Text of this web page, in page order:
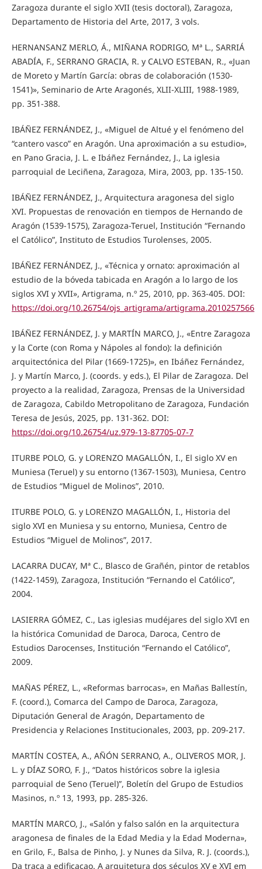
Zaragoza durante el siglo XVII (tesis doctoral), Zaragoza,
Departamento de Historia del Arte, 2017, 3 vols.
HERNANSANZ MERLO, Á., MIÑANA RODRIGO, Mª L., SARRIÁ
ABADÍA, F., SERRANO GRACIA, R. y CALVO ESTEBAN, R., «Juan
de Moreto y Martín García: obras de colaboración (1530-
1541)», Seminario de Arte Aragonés, XLII-XLIII, 1988-1989,
pp. 351-388.
IBÁÑEZ FERNÁNDEZ, J., «Miguel de Altué y el fenómeno del
“cantero vasco” en Aragón. Una aproximación a su estudio»,
en Pano Gracia, J. L. e Ibáñez Fernández, J., La iglesia
parroquial de Leciñena, Zaragoza, Mira, 2003, pp. 135-150.
IBÁÑEZ FERNÁNDEZ, J., Arquitectura aragonesa del siglo
XVI. Propuestas de renovación en tiempos de Hernando de
Aragón (1539-1575), Zaragoza-Teruel, Institución “Fernando
el Católico”, Instituto de Estudios Turolenses, 2005.
IBÁÑEZ FERNÁNDEZ, J., «Técnica y ornato: aproximación al
estudio de la bóveda tabicada en Aragón a lo largo de los
siglos XVI y XVII», Artigrama, n.º 25, 2010, pp. 363-405. DOI:
https://doi.org/10.26754/ojs_artigrama/artigrama.2010257566
IBÁÑEZ FERNÁNDEZ, J. y MARTÍN MARCO, J., «Entre Zaragoza
y la Corte (con Roma y Nápoles al fondo): la definición
arquitectónica del Pilar (1669-1725)», en Ibáñez Fernández,
J. y Martín Marco, J. (coords. y eds.), El Pilar de Zaragoza. Del
proyecto a la realidad, Zaragoza, Prensas de la Universidad
de Zaragoza, Cabildo Metropolitano de Zaragoza, Fundación
Teresa de Jesús, 2025, pp. 131-362. DOI:
https://doi.org/10.26754/uz.979-13-87705-07-7
ITURBE POLO, G. y LORENZO MAGALLÓN, I., El siglo XV en
Muniesa (Teruel) y su entorno (1367-1503), Muniesa, Centro
de Estudios “Miguel de Molinos”, 2010.
ITURBE POLO, G. y LORENZO MAGALLÓN, I., Historia del
siglo XVI en Muniesa y su entorno, Muniesa, Centro de
Estudios “Miguel de Molinos”, 2017.
LACARRA DUCAY, Mª C., Blasco de Grañén, pintor de retablos
(1422-1459), Zaragoza, Institución “Fernando el Católico”,
2004.
LASIERRA GÓMEZ, C., Las iglesias mudéjares del siglo XVI en
la histórica Comunidad de Daroca, Daroca, Centro de
Estudios Darocenses, Institución “Fernando el Católico”,
2009.
MAÑAS PÉREZ, L., «Reformas barrocas», en Mañas Ballestín,
F. (coord.), Comarca del Campo de Daroca, Zaragoza,
Diputación General de Aragón, Departamento de
Presidencia y Relaciones Institucionales, 2003, pp. 209-217.
MARTÍN COSTEA, A., AÑÓN SERRANO, A., OLIVEROS MOR, J.
L. y DÍAZ SORO, F. J., “Datos históricos sobre la iglesia
parroquial de Seno (Teruel)”, Boletín del Grupo de Estudios
Masinos, n.º 13, 1993, pp. 285-326.
MARTÍN MARCO, J., «Salón y falso salón en la arquitectura
aragonesa de finales de la Edad Media y la Edad Moderna»,
en Grilo, F., Balsa de Pinho, J. y Nunes da Silva, R. J. (coords.),
Da traça a edificaçao. A arquitetura dos séculos XV e XVI em